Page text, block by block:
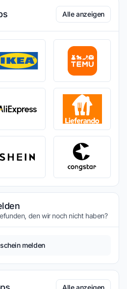
Alle anzeigen
den wir noch nicht haben?
melden
Alle anzeigen